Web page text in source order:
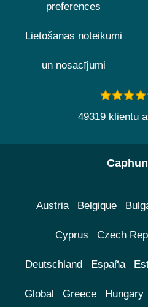
preferences
Lietošanas noteikumi
un nosacījumi
49319 klientu
Austria Belgique
Cyprus Czech
Deutschland España
Global Greece Hungary